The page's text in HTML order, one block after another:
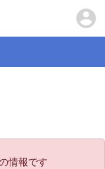
情報です